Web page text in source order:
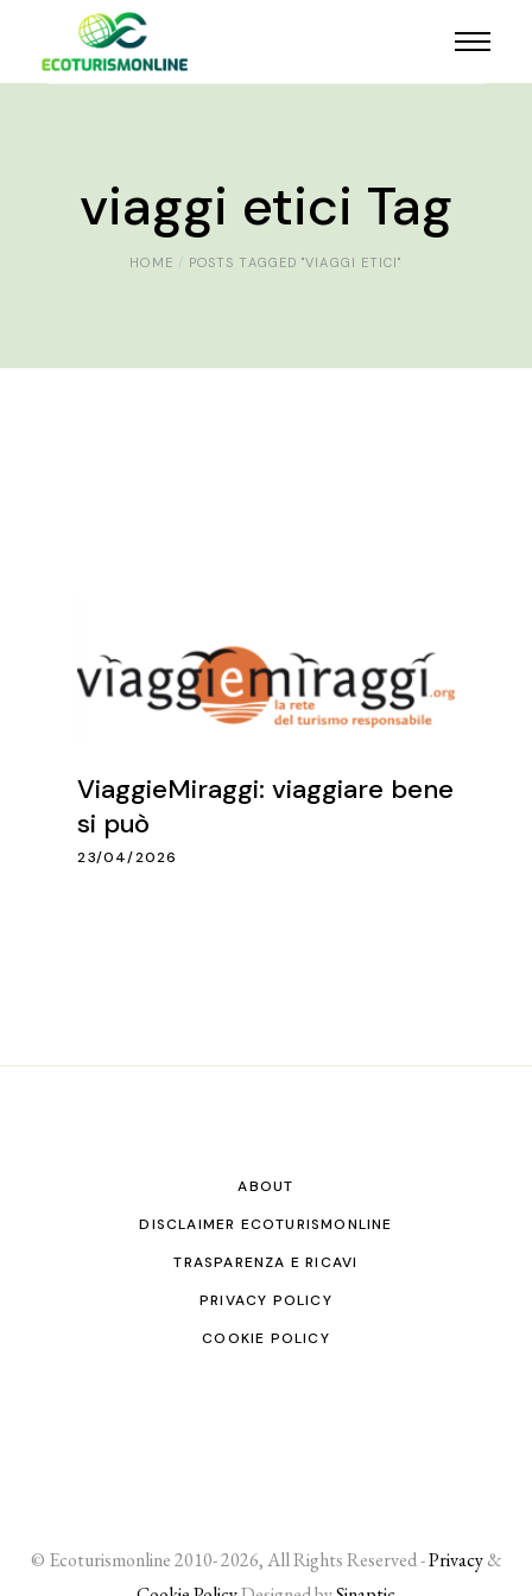
viaggi etici Tag
HOME POSTS TAGGED "VIAGGI ETICI"
ViaggieMiraggi: viaggiare bene
si può
23/04/2026
ABOUT
DISCLAIMER ECOTURISMONLINE
TRASPARENZA E RICAVI
PRIVACY POLICY
COOKIE POLICY
© Ecoturismonline 2010- 2026, All Rights Reserved -Privacy&